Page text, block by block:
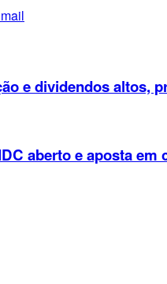
e dividendos altos,
aberto e aposta